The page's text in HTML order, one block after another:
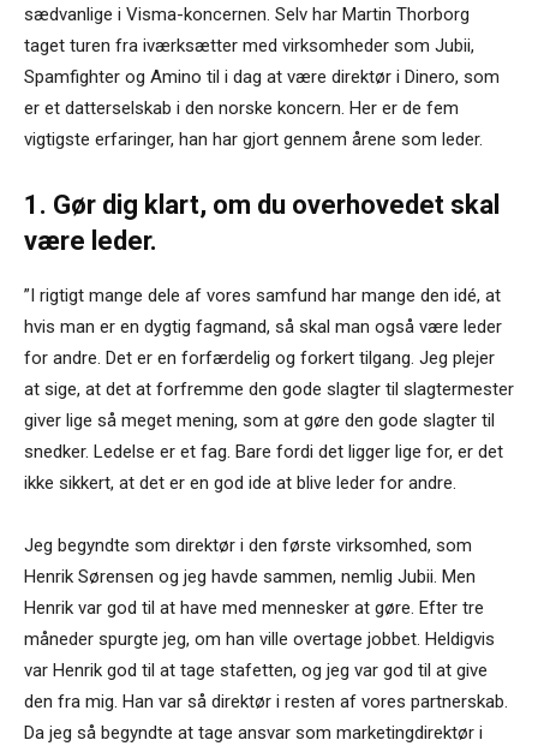
sædvanlige i Visma-koncernen. Selv har Martin Thorborg
taget turen fra iværksætter med virksomheder som Jubii,
Spamfighter og Amino til i dag at være direktør i Dinero, som
er et datterselskab i den norske koncern. Her er de fem
vigtigste erfaringer, han har gjort gennem årene som leder.
1. Gør dig klart, om du overhovedet skal
være leder.
”I rigtigt mange dele af vores samfund har mange den idé, at
hvis man er en dygtig fagmand, så skal man også være leder
for andre. Det er en forfærdelig og forkert tilgang. Jeg plejer
at sige, at det at forfremme den gode slagter til slagtermester
giver lige så meget mening, som at gøre den gode slagter til
snedker. Ledelse er et fag. Bare fordi det ligger lige for, er det
ikke sikkert, at det er en god ide at blive leder for andre.
Jeg begyndte som direktør i den første virksomhed, som
Henrik Sørensen og jeg havde sammen, nemlig Jubii. Men
Henrik var god til at have med mennesker at gøre. Efter tre
måneder spurgte jeg, om han ville overtage jobbet. Heldigvis
var Henrik god til at tage stafetten, og jeg var god til at give
den fra mig. Han var så direktør i resten af vores partnerskab.
Da jeg så begyndte at tage ansvar som marketingdirektør i